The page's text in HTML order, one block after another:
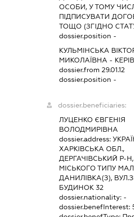
ОСОБИ, У ТОМУ
ПІДПИСУВАТИ
ТОЩО (ЗГІДНО
dossier.position -
КУЛЬМІНСЬКА
МИКОЛАЇВНА -
dossier.from 29.01.12
dossier.position -
dossier.beneficiaries:
ЛУЦЕНКО ЄВГЕНІЯ
ВОЛОДМИРІВНА
dossier.address:
ХАРКІВСЬКА ОБЛ.,
ДЕРГАЧІВСЬКИЙ Р-
МІСЬКОГО ТИПУ
ДАНИЛІВКА(З),
БУДИНОК 32
dossier.nationality: -
dossier.benefInterest: